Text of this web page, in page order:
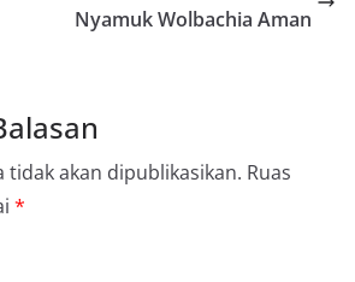
Nyamuk Wolbachia Aman
tidak akan dipublikasikan. Ruas
*